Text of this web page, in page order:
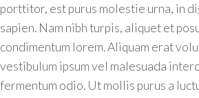
porttitor, est purus molestie urna, in
sapien. Nam nibh turpis, aliquet et
condimentum lorem. Aliquam erat
vestibulum ipsum vel malesuada
fermentum odio. Ut mollis purus a